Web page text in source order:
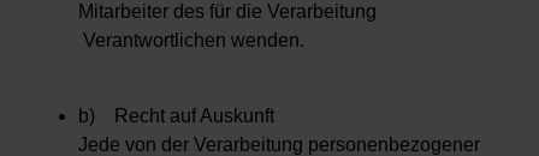
Mitarbeiter des für die Verarbeitung
Verantwortlichen wenden.
b) Recht auf Auskunft
Jede von der Verarbeitung personenbezogener